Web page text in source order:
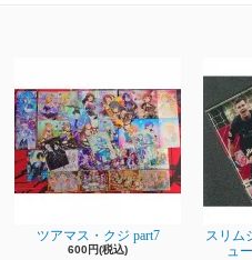
ツアマス・クジ part7
600円(税込)
スリム
ュ